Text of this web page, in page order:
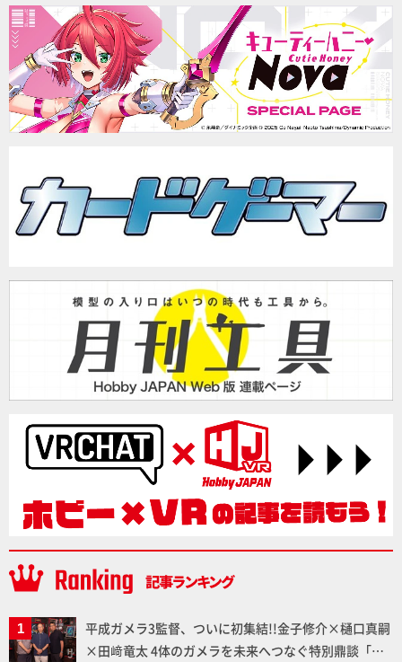
平成ガメラ3監督、ついに初集結!!金子修介×樋口真嗣
×田﨑竜太 4体のガメラを未来へつなぐ特別鼎談「ガ